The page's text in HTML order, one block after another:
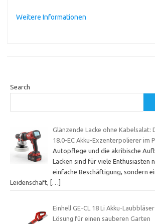
Weitere Informationen
Search
Glänzende Lacke ohne Kabelsalat:
18.0-EC Akku-Exzenterpolierer im
Autopflege und die akribische
Lacken sind für viele Enthusiasten
einfache Beschäftigung, sondern
Leidenschaft,
[…]
Einhell GE-CL 18 Li Akku-
Lösung für einen sauberen Garten